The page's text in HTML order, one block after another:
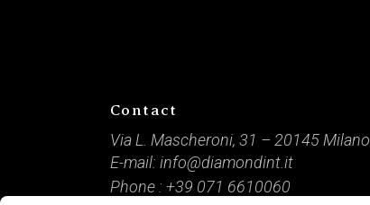
Contact
Via L. Mascheroni, 31 – 20145 Milano
E-mail: info@diamondint.it
Phone : +39 071 6610060